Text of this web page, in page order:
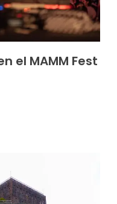
el MAMM Fest